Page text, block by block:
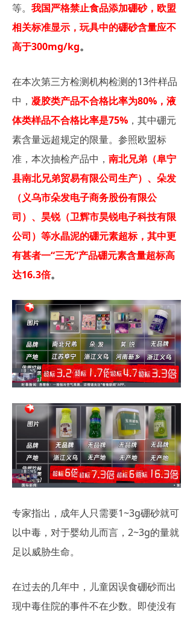
等。 我国严格禁止食品添加硼砂，欧盟
相关标准显示，玩具中的硼砂含量应不
高于300mg/kg。
在本次第三方检测机构检测的13件样品
中， 凝胶类产品不合格比率为80%，液
体类样品不合格比率是75% ，其中硼元
素含量远超规定的限量。参照欧盟标
准，本次抽检产品中， 南北兄弟（阜宁
县南北兄弟贸易有限公司生产）、朵发
（义乌市朵发电子商务股份有限公
司）、昊锐（卫辉市昊锐电子科技有限
公司）等水晶泥的硼元素超标，其中更
有甚者一“三无”产品硼元素含量超标高
达16.3倍。
专家指出，成年人只需要1~3g硼砂就可
以中毒，对于婴幼儿而言，2~3g的量就
足以威胁生命。
在过去的几年中，儿童因误食硼砂而出
现中毒住院的事件不在少数。即使没有